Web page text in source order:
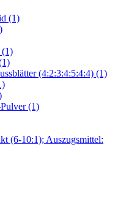
(1)
(1)
(4:2:3:4:5:4:4) (1)
(1)
(6-10:1); Auszugsmittel: